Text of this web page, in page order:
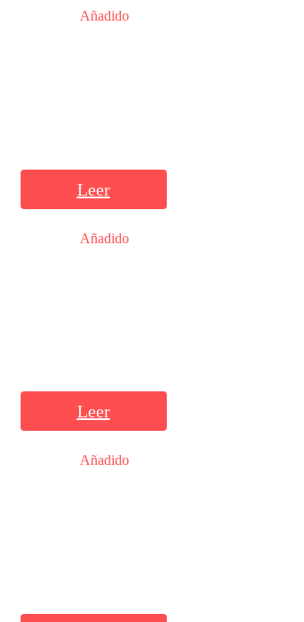
Añadido
Leer
Añadido
Leer
Añadido